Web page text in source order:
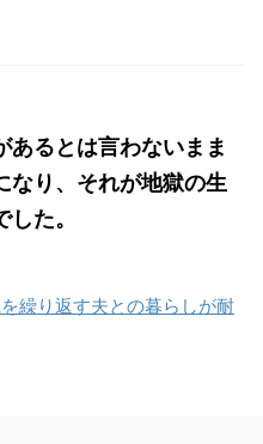
あるとは言わないまま
なり、それが地獄の生
た。
繰り返す夫との暮らしが耐